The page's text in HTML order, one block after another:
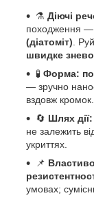
⚗️ Діючі
походження —
(діатоміт) .
швидке
🧪 Форма:
— зручно
вздовж кромок.
🔄 Шлях дії:
не залежить
укриттях.
📌
умовах;